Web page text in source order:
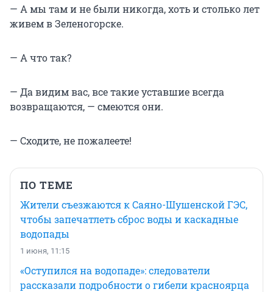
— А мы там и не были никогда, хоть и столько лет
живем в Зеленогорске.
— А что так?
— Да видим вас, все такие уставшие всегда
возвращаются, — смеются они.
— Сходите, не пожалеете!
ПО ТЕМЕ
Жители съезжаются к Саяно-Шушенской ГЭС,
чтобы запечатлеть сброс воды и каскадные
водопады
1 июня, 11:15
«Оступился на водопаде»: следователи
рассказали подробности о гибели красноярца